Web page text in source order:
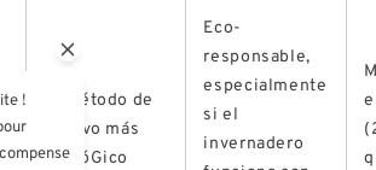
El método de
cultivo más
ecolóGico
Eco-
responsable,
especialmente
si el
invernadero
!